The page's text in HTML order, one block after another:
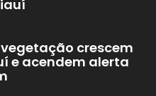
crescem
e acendem alerta